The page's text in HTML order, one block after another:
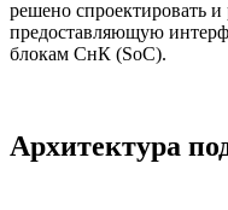
решено спроектировать и
предоставляющую
блокам СнК (SoC).
Архитектура